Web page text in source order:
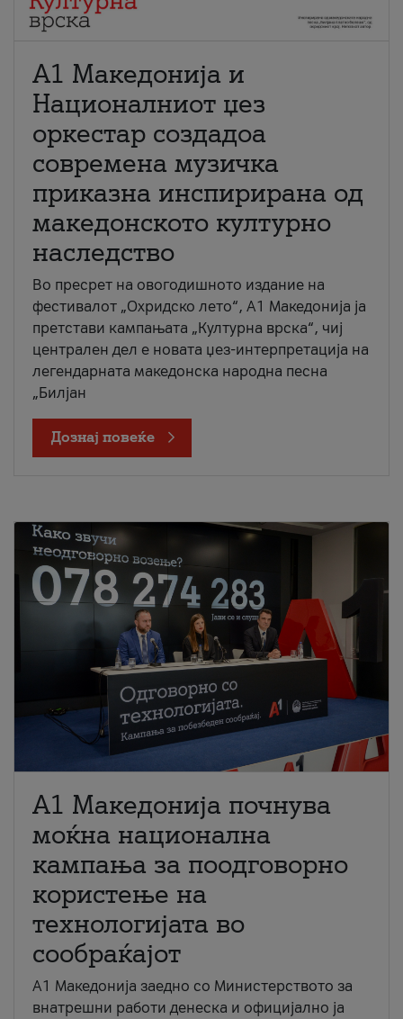
А1 Македонија и
Националниот џез
оркестар создадоа
современа музичка
приказна инспирирана од
македонското културно
наследство
Во пресрет на овогодишното издание на
фестивалот „Охридско лето“, А1 Македонија ја
претстави кампањата „Културна врска“, чиј
централен дел е новата џез-интерпретација на
легендарната македонска народна песна
„Билјан
Дознај повеќе
A1 Македонија почнува
моќна национална
кампања за поодговорно
користење на
технологијата во
сообраќајот
A1 Македонија заедно со Министерството за
внатрешни работи денеска и официјално ја